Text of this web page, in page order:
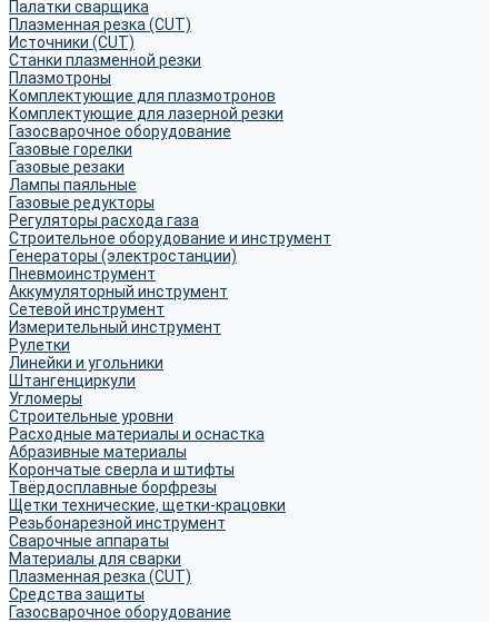
Палатки сварщика
Плазменная резка (CUT)
Источники (CUT)
Станки плазменной резки
Плазмотроны
Комплектующие для плазмотронов
Комплектующие для лазерной резки
Газосварочное оборудование
Газовые горелки
Газовые резаки
Лампы паяльные
Газовые редукторы
Регуляторы расхода газа
Строительное оборудование и инструмент
Генераторы (электростанции)
Пневмоинструмент
Аккумуляторный инструмент
Сетевой инструмент
Измерительный инструмент
Рулетки
Линейки и угольники
Штангенциркули
Угломеры
Строительные уровни
Расходные материалы и оснастка
Абразивные материалы
Корончатые сверла и штифты
Твёрдосплавные борфрезы
Щетки технические, щетки-крацовки
Резьбонарезной инструмент
Сварочные аппараты
Материалы для сварки
Плазменная резка (CUT)
Средства защиты
Газосварочное оборудование